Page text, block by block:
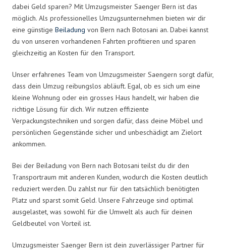
dabei Geld sparen? Mit Umzugsmeister Saenger Bern ist das
möglich. Als professionelles Umzugsunternehmen bieten wir dir
eine günstige Beiladung von Bern nach Botosani an. Dabei kannst
du von unseren vorhandenen Fahrten profitieren und sparen
gleichzeitig an Kosten für den Transport.
Unser erfahrenes Team von Umzugsmeister Saengern sorgt dafür,
dass dein Umzug reibungslos abläuft. Egal, ob es sich um eine
kleine Wohnung oder ein grosses Haus handelt, wir haben die
richtige Lösung für dich. Wir nutzen effiziente
Verpackungstechniken und sorgen dafür, dass deine Möbel und
persönlichen Gegenstände sicher und unbeschädigt am Zielort
ankommen.
Bei der Beiladung von Bern nach Botosani teilst du dir den
Transportraum mit anderen Kunden, wodurch die Kosten deutlich
reduziert werden. Du zahlst nur für den tatsächlich benötigten
Platz und sparst somit Geld. Unsere Fahrzeuge sind optimal
ausgelastet, was sowohl für die Umwelt als auch für deinen
Geldbeutel von Vorteil ist.
Umzugsmeister Saenger Bern ist dein zuverlässiger Partner für